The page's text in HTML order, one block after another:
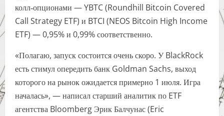
колл‑опционами — YBTC (Roundhill Bitcoin Covered
Call Strategy ETF) и BTCI (NEOS Bitcoin High Income
ETF) — 0,95% и 0,99% соответственно.
«Полагаю, запуск состоится очень скоро. У BlackRock
есть стимул опередить банк Goldman Sachs, выход
которого на рынок ожидается примерно 1 июля. Игра
началась», — написал старший аналитик по ETF
агентства Bloomberg Эрик Балчунас (Eric